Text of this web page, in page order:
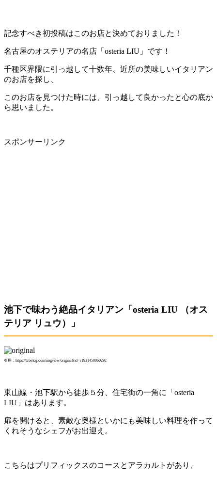
記念すべき初投稿はこのお店と決めておりました！
名古屋のオステリアの名店「 osteria LIU 」です！
千種区界隈に引っ越して十数年、近所の美味しいイタリアン
のお店を探し、
このお店を見つけた時には、引っ越して良かったと心の底か
ら思いました。
スポンサーリンク
池下で味わう絶品イタリアン「osteria LIU （オス
テリア リュウ）」
引用：https://tabelog.com/imgview/original?id=r1931450060292
東山線・池下駅から徒歩５分、住宅街の一角に「 osteria
LIU」はあります。
扉を開けると、素敵な奥様といかにも美味しい料理を作って
くれそうなシェフがお出迎え。
こちらはプリフィックスのコースとアラカルトがあり、